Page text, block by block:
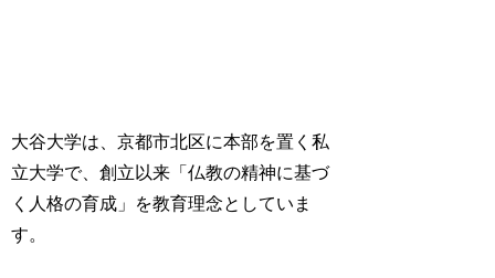
大谷大学は、京都市北区に本部を置く私
立大学で、創立以来「仏教の精神に基づ
く人格の育成」を教育理念としていま
す。